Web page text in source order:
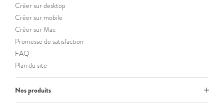
Créer sur desktop
Créer sur mobile
Créer sur Mac
Promesse de satisfaction
FAQ
Plan du site
Nos produits